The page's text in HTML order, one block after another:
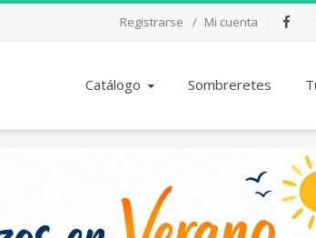
Registrarse Mi cuenta
Catálogo Sombreretes